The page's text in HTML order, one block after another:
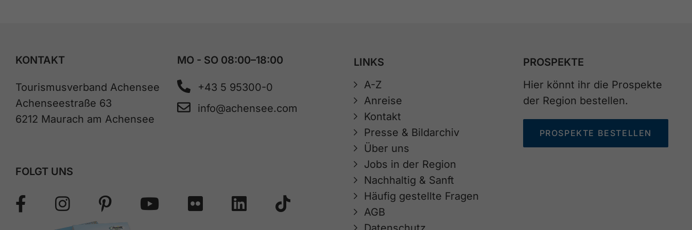
KONTAKT
Tourismusverband Achensee
Achenseestraße 63
6212 Maurach am Achensee
MO - SO 08:00–18:00
+43 5 95300-0
info@achensee.com
FOLGT UNS
LINKS
A-Z
Anreise
Kontakt
Presse & Bildarchiv
Über uns
Jobs in der Region
Nachhaltig & Sanft
Häufig gestellte Fragen
AGB
PROSPEKTE
Hier könnt ihr die Prospekte
der Region bestellen.
PROSPEKTE BESTELLEN